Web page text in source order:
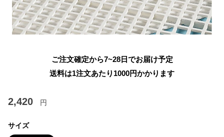
ご注文確定から7~28日でお届け予定
送料は1注文あたり 1000円かかります
2,420 円
サイズ